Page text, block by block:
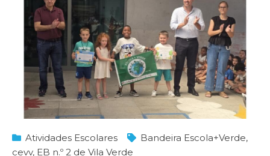
Atividades Escolares Bandeira Escola+Verde,
cevv, EB n.º 2 de Vila Verde